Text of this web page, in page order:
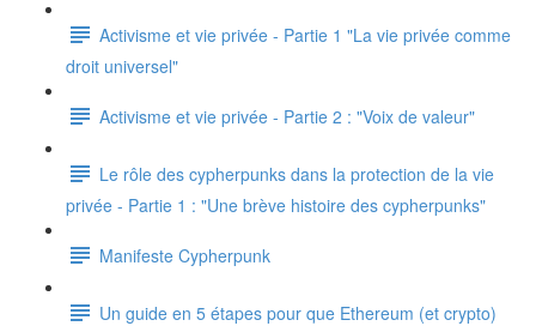
Activisme et vie privée - Partie 1 "La vie privée comme
droit universel"
Activisme et vie privée - Partie 2 : "Voix de valeur"
Le rôle des cypherpunks dans la protection de la vie
privée - Partie 1 : "Une brève histoire des cypherpunks"
Manifeste Cypherpunk
Un guide en 5 étapes pour que Ethereum (et crypto)